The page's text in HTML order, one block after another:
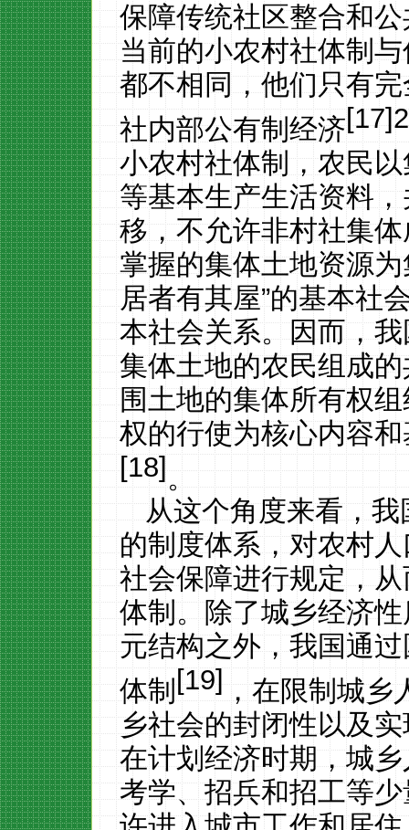
保障传统社区整合和
当前的小农村社体制
都不相同，他们只有
社内部公有制经济
小农村社体制，农民
等基本生产生活资料
移，不允许非村社集
掌握的集体土地资源
居者有其屋”的基本社
本社会关系。因而，
集体土地的农民组成
围土地的集体所有权
权的行使为核心内容
[18]。
从这个角度来看，我
的制度体系，对农村
社会保障进行规定，
体制。除了城乡经济
元结构之外，我国通
体制[19]，在限制城乡
乡社会的封闭性以及
在计划经济时期，城
考学、招兵和招工等